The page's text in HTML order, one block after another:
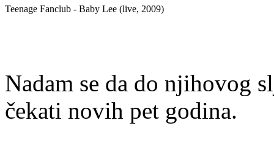
Teenage Fanclub - Baby Lee (live, 2009)
Nadam se da do njihovog
čekati novih pet godina.